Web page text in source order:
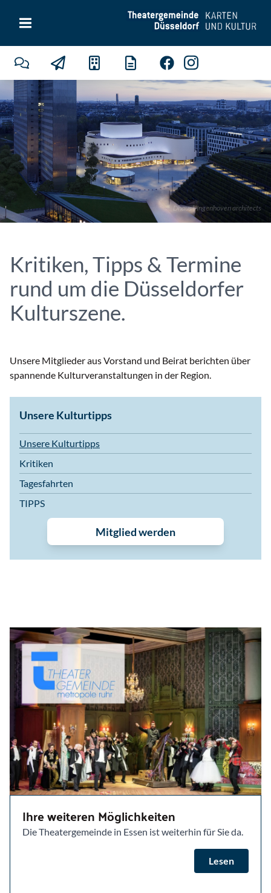
Dhaus | Ingenhoven architects
Unsere Kulturtipps
Unsere Kulturtipps
Kritiken
Tagesfahrten
TIPPS
Mitglied werden
Kritiken, Tipps & Termine
rund um die Düsseldorfer
Kulturszene.
Unsere Mitglieder aus Vorstand und Beirat berichten über
spannende Kulturveranstaltungen in der Region.
Ihre weiteren Möglichkeiten
Die Theatergemeinde in Essen ist weiterhin für Sie da.
Lesen